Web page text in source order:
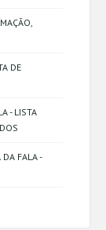
DE
- LISTA
DA FALA -